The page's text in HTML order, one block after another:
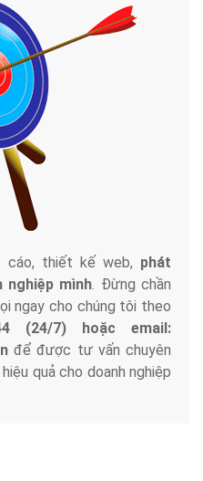
cáo, thiết kế web, phát
nghiệp mình. Đừng chần
ngay cho chúng tôi theo
(24/7) hoặc email:
để được tư vấn chuyên
quả cho doanh nghiệp